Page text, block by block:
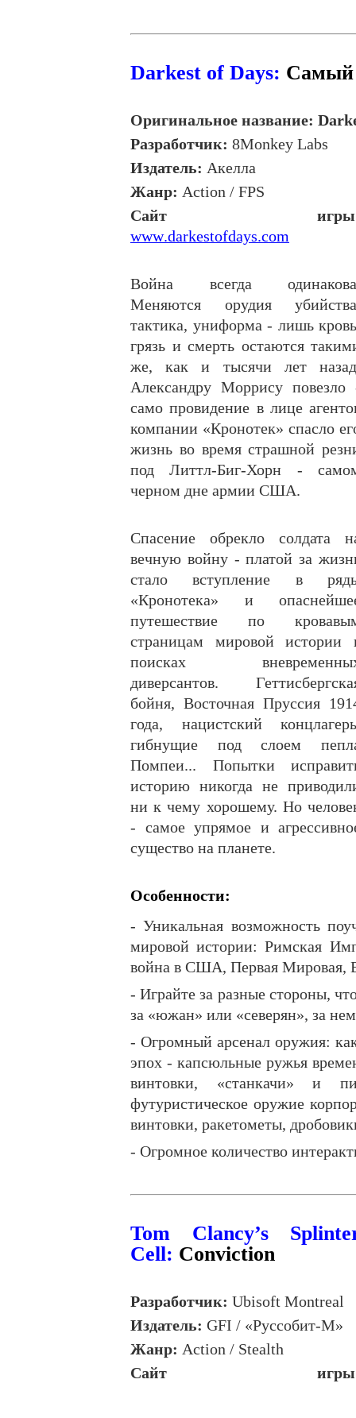
Darkest of Days: Самый
Оригинальное название:
Разработчик: 8Monkey Labs
Издатель: Акелла
Жанр: Action / FPS
Сайт
www.darkestofdays.com
Война всегда
Меняются орудия
тактика, униформа - лишь
грязь и смерть остаются
же, как и тысячи лет
Александру Моррису повезло
само провидение в лице
компании «Кронотек» спасло
жизнь во время страшной
под Литтл-Биг-Хорн -
черном дне армии США.
Спасение обрекло солдата
вечную войну - платой за
стало вступление в
«Кронотека» и
путешествие по
страницам мировой истории
поисках
диверсантов.
бойня, Восточная Пруссия
года, нацистский
гибнущие под слоем
Помпеи... Попытки
историю никогда не
ни к чему хорошему. Но
- самое упрямое и
существо на планете.
Особенности:
- Уникальная возможность
мировой истории: Римская
война в США, Первая Мировая,
- Играйте за разные стороны,
за «южан» или «северян», за
- Огромный арсенал оружия:
эпох - капсюльные ружья
винтовки, «станкачи» и
футуристическое оружие
винтовки, ракетометы,
- Огромное количество
Tom Clancy’s
Cell: Conviction
Разработчик: Ubisoft Montreal
Издатель: GFI / «Руссобит-М»
Жанр: Action / Stealth
Сайт
игры